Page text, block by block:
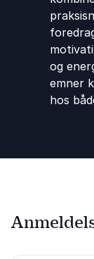
og
emner
hos